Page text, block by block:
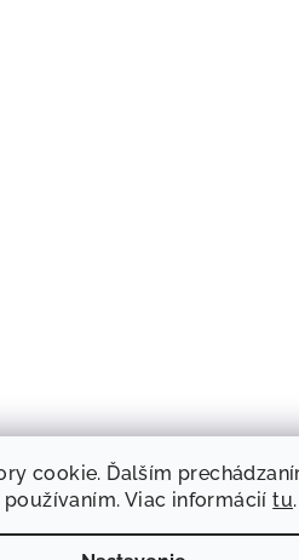
cookie. Ďalším
Viac informáciítu.